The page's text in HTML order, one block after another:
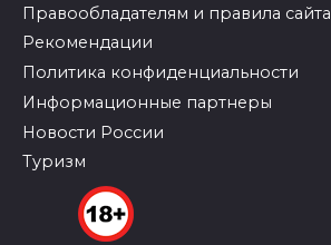
Правообладателям и правила сайта
Рекомендации
Политика конфиденциальности
Информационные партнеры
Новости России
Туризм